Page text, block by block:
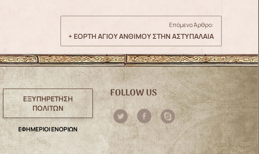
Επόμενο Άρθρο:
+ ΕΟΡΤΗ ΑΓΙΟΥ ΑΝΘΙΜΟΥ ΣΤΗΝ ΑΣΤΥΠΑΛΑΙΑ
ΕΞΥΠΗΡΕΤΗΣΗ
ΠΟΛΙΤΩΝ
ΕΦΗΜΕΡΙΟΙ ΕΝΟΡΙΩΝ
FOLLOW US